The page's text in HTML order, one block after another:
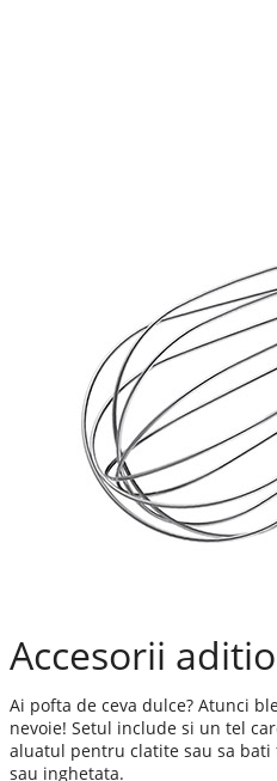
Accesorii
Ai pofta de ceva dulce? Atunci
nevoie! Setul include si un tel
aluatul pentru clatite sau sa
sau inghetata.